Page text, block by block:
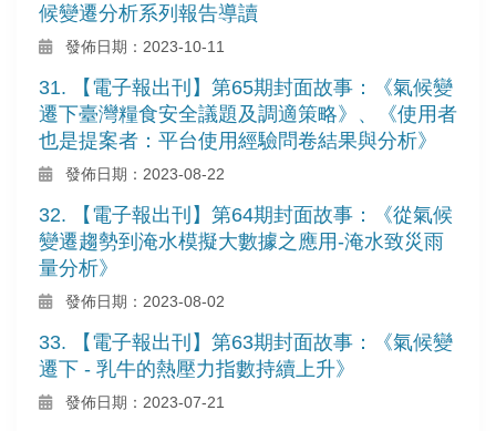
候變遷分析系列報告導讀
發佈日期：2023-10-11
31. 【電子報出刊】第65期封面故事：《氣候變
遷下臺灣糧食安全議題及調適策略》、《使用者
也是提案者：平台使用經驗問卷結果與分析》
發佈日期：2023-08-22
32. 【電子報出刊】第64期封面故事：《從氣候
變遷趨勢到淹水模擬大數據之應用-淹水致災雨
量分析》
發佈日期：2023-08-02
33. 【電子報出刊】第63期封面故事：《氣候變
遷下 - 乳牛的熱壓力指數持續上升》
發佈日期：2023-07-21